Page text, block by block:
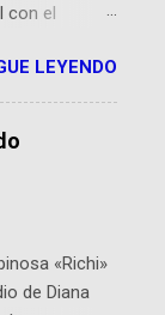
con el
de la
para
el
de los
de Airbus
para inspirar
una
60
LEYENDO
«Richi»
de Diana